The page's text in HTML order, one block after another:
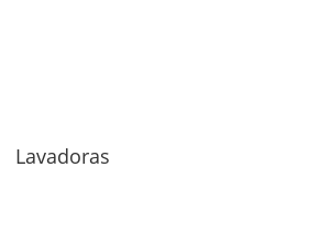
Lavadoras